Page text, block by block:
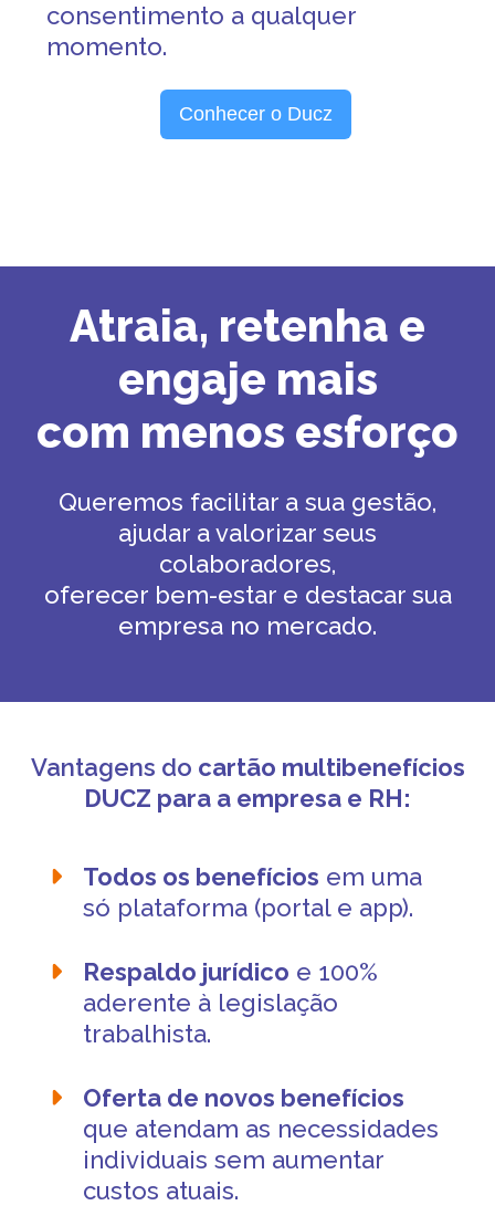
consentimento a qualquer
momento.
Conhecer o Ducz
Atraia, retenha e
engaje mais
com menos esforço
Queremos facilitar a sua gestão,
ajudar a valorizar seus
colaboradores,
oferecer bem-estar e destacar sua
empresa no mercado.
Vantagens do cartão multibenefícios
DUCZ para a empresa e RH:
Todos os benefícios em uma
só plataforma (portal e app).
Respaldo jurídico e 100%
aderente à legislação
trabalhista.
Oferta de novos benefícios
que atendam as necessidades
individuais sem aumentar
custos atuais.